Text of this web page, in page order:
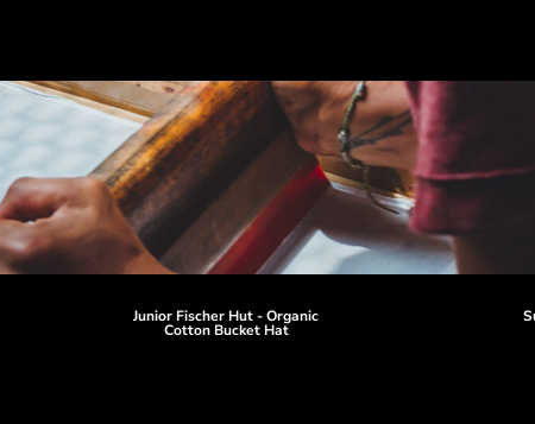
Junior Fischer Hut - Organic
Cotton Bucket Hat